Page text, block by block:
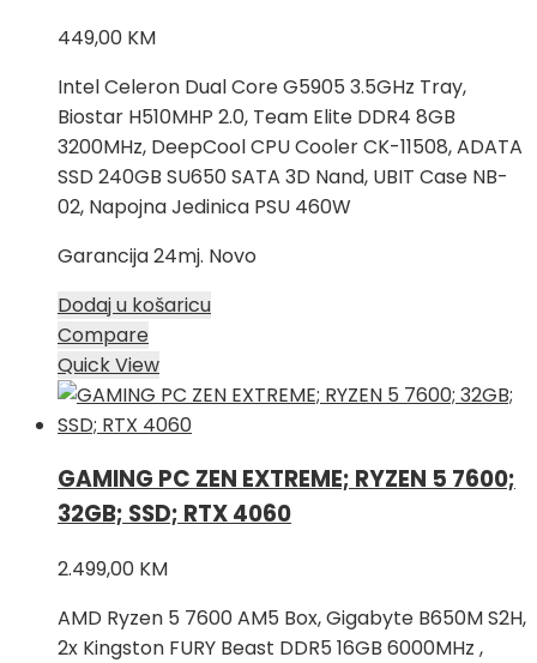
449,00 KM
Intel Celeron Dual Core G5905 3.5GHz Tray,
Biostar H510MHP 2.0, Team Elite DDR4 8GB
3200MHz, DeepCool CPU Cooler CK-11508, ADATA
SSD 240GB SU650 SATA 3D Nand, UBIT Case NB-
02, Napojna Jedinica PSU 460W
Garancija 24mj. Novo
Dodaj u košaricu
Compare
Quick View
GAMING PC ZEN EXTREME; RYZEN 5 7600;
32GB; SSD; RTX 4060
2.499,00 KM
AMD Ryzen 5 7600 AM5 Box, Gigabyte B650M S2H,
2x Kingston FURY Beast DDR5 16GB 6000MHz ,